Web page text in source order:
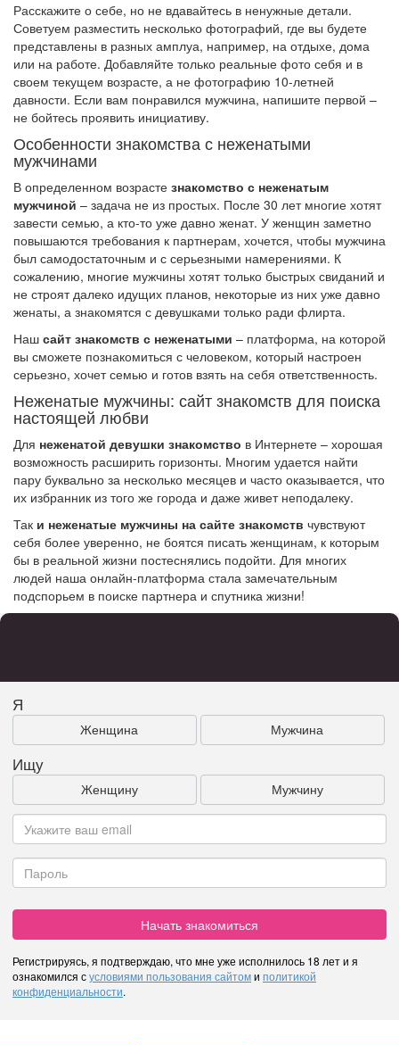
Расскажите о себе, но не вдавайтесь в ненужные детали.
Советуем разместить несколько фотографий, где вы будете
представлены в разных амплуа, например, на отдыхе, дома
или на работе. Добавляйте только реальные фото себя и в
своем текущем возрасте, а не фотографию 10-летней
давности. Если вам понравился мужчина, напишите первой –
не бойтесь проявить инициативу.
Особенности знакомства с неженатыми
мужчинами
В определенном возрасте знакомство с неженатым
мужчиной – задача не из простых. После 30 лет многие хотят
завести семью, а кто-то уже давно женат. У женщин заметно
повышаются требования к партнерам, хочется, чтобы мужчина
был самодостаточным и с серьезными намерениями. К
сожалению, многие мужчины хотят только быстрых свиданий и
не строят далеко идущих планов, некоторые из них уже давно
женаты, а знакомятся с девушками только ради флирта.
Наш сайт знакомств с неженатыми – платформа, на которой
вы сможете познакомиться с человеком, который настроен
серьезно, хочет семью и готов взять на себя ответственность.
Неженатые мужчины: сайт знакомств для поиска
настоящей любви
Для неженатой девушки знакомство в Интернете – хорошая
возможность расширить горизонты. Многим удается найти
пару буквально за несколько месяцев и часто оказывается, что
их избранник из того же города и даже живет неподалеку.
Так и неженатые мужчины на сайте знакомств чувствуют
себя более уверенно, не боятся писать женщинам, к которым
бы в реальной жизни постеснялись подойти. Для многих
людей наша онлайн-платформа стала замечательным
подспорьем в поиске партнера и спутника жизни!
Я
Женщина Мужчина
Ищу
Женщину Мужчину
Начать знакомиться
Регистрируясь, я подтверждаю, что мне уже исполнилось 18 лет и я
ознакомился сусловиями пользования сайтоми политикой
конфиденциальности.